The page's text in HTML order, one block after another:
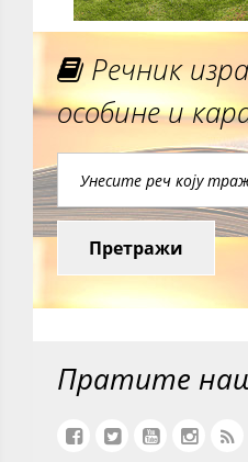
Речник
особине и
Претражи
Пратите